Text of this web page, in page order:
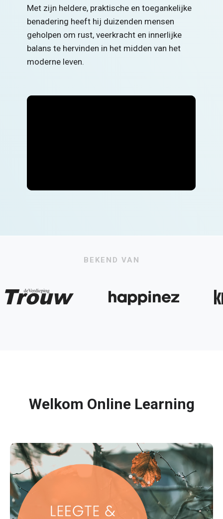
Met zijn heldere, praktische en toegankelijke
benadering heeft hij duizenden mensen
geholpen om rust, veerkracht en innerlijke
balans te hervinden in het midden van het
moderne leven.
BEKEND VAN
Welkom Online Learning